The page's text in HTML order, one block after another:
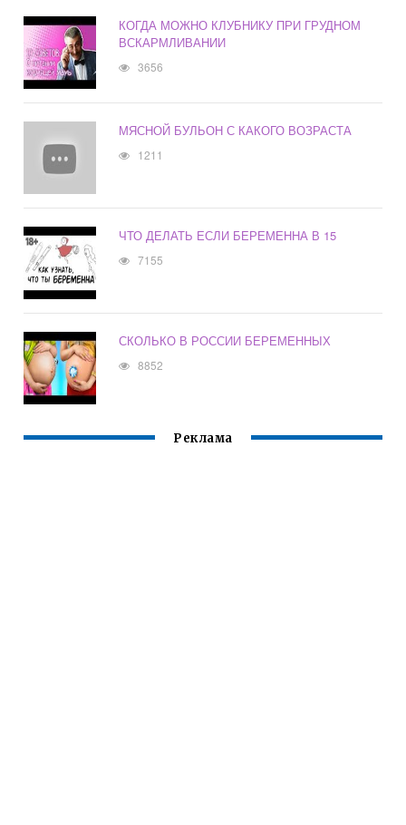
КОГДА МОЖНО КЛУБНИКУ ПРИ ГРУДНОМ
ВСКАРМЛИВАНИИ
3656
МЯСНОЙ БУЛЬОН С КАКОГО ВОЗРАСТА
1211
ЧТО ДЕЛАТЬ ЕСЛИ БЕРЕМЕННА В 15
7155
СКОЛЬКО В РОССИИ БЕРЕМЕННЫХ
8852
Реклама